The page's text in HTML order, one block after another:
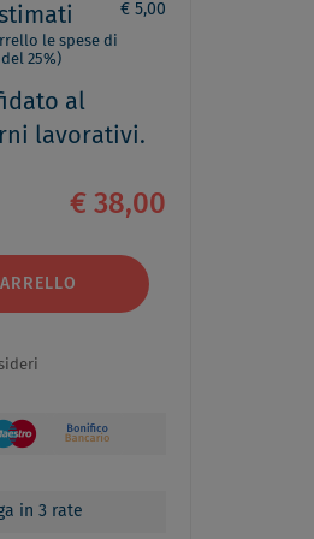
€ 5,00
le spese di
25%)
al
lavorativi.
€ 38,00
in 3 rate